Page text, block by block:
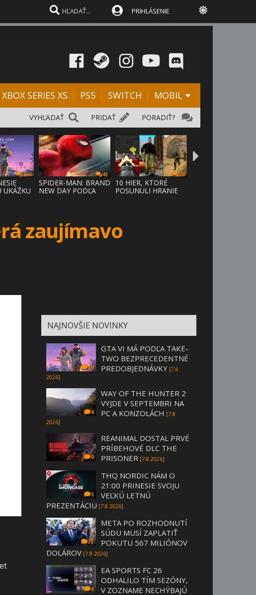
PRIHLÁSENIE
XBOX SERIES XS PS5 SWITCH MOBIL
PORADIŤ?
PRIDAŤ
VYHĽADAŤ
106
UKÁŽKU
43
SPIDER-MAN: BRAND
NEW DAY PODĽA
28
10 HIER, KTORÉ
POSUNULI HRANIE
zaujímavo
NAJNOVŠIE NOVINKY
19
GTA VI MÁ PODĽA TAKE-
TWO BEZPRECEDENTNÉ
PREDOBJEDNÁVKY [7.8
2026]
4
WAY OF THE HUNTER 2
VYJDE V SEPTEMBRI NA
PC A KONZOLÁCH [7.8
2026]
0
REANIMAL DOSTAL PRVÉ
PRÍBEHOVÉ DLC THE
PRISONER [7.8 2026]
5
THQ NORDIC NÁM O
21:00 PRINESIE SVOJU
VEĽKÚ LETNÚ
PREZENTÁCIU [7.8 2026]
33
META PO ROZHODNUTÍ
SÚDU MUSÍ ZAPLATIŤ
POKUTU 567 MILIÓNOV
DOLÁROV [7.8 2026]
6
EA SPORTS FC 26
ODHALILO TÍM SEZÓNY,
V ZOZNAME NECHÝBAJÚ